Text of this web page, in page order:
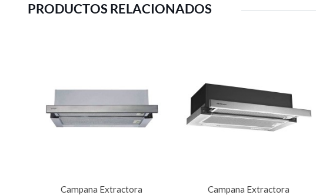
PRODUCTOS RELACIONADOS
Campana Extractora
Campana Extractora